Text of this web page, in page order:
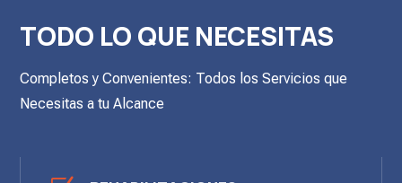
TODO LO QUE NECESITAS
Completos y Convenientes: Todos los Servicios que
Necesitas a tu Alcance